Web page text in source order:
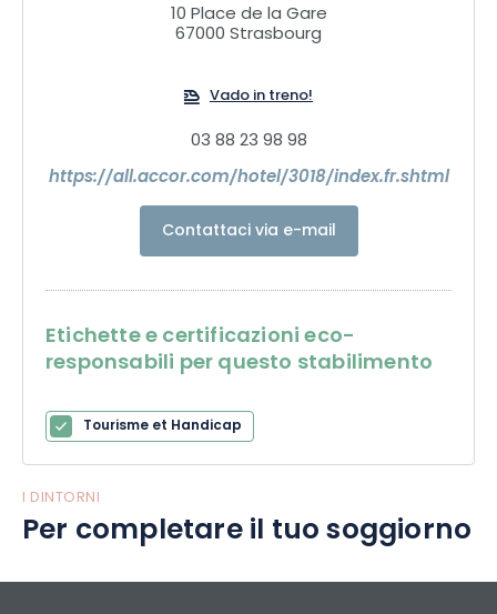
10 Place de la Gare
67000 Strasbourg
Vado in treno!
03 88 23 98 98
https://all.accor.com/hotel/3018/index.fr.shtml
Contattaci via e-mail
Etichette e certificazioni eco-
responsabili per questo stabilimento
Tourisme et Handicap
I DINTORNI
Per completare il tuo soggiorno